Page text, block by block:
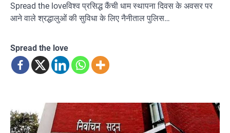
Spread the loveविश्व प्रसिद्ध कैंची धाम स्थापना दिवस के अवसर पर
आने वाले श्रद्धालुओं की सुविधा के लिए नैनीताल पुलिस…
Spread the love